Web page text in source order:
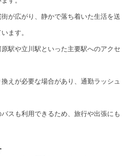
が広がり、静かで落ち着いた生活を送
ます。
駅や立川駅といった主要駅へのアクセ
えが必要な場合があり、通勤ラッシュ
スも利用できるため、旅行や出張にも